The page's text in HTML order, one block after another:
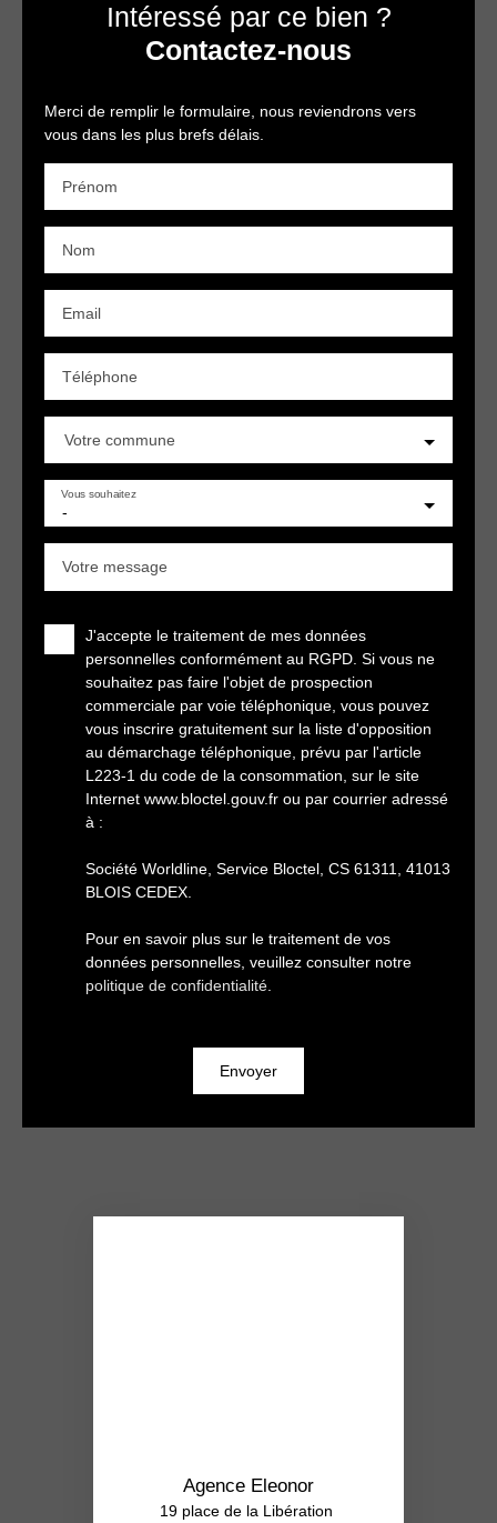
Intéressé par ce bien ?
Contactez-nous
Merci de remplir le formulaire, nous reviendrons vers
vous dans les plus brefs délais.
Prénom
Nom
Email
Téléphone
Votre commune
-
Vous souhaitez
Votre message
J'accepte le traitement de mes données
personnelles conformément au RGPD. Si vous ne
souhaitez pas faire l'objet de prospection
commerciale par voie téléphonique, vous pouvez
vous inscrire gratuitement sur la liste d'opposition
au démarchage téléphonique, prévu par l'article
L223-1 du code de la consommation, sur le site
Internet www.bloctel.gouv.fr ou par courrier adressé
à :
Société Worldline, Service Bloctel, CS 61311, 41013
BLOIS CEDEX.
Pour en savoir plus sur le traitement de vos
données personnelles, veuillez consulter notre
politique de confidentialité.
Envoyer
Agence Eleonor
19 place de la Libération